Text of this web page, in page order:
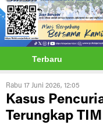
Terbaru
Rabu 17 Juni 2026, 12:05
Kasus
Terungkap